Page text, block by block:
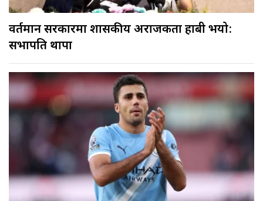
वर्तमान सरकारमा शासकीय अराजकता हाबी भयो:
सभापति थापा